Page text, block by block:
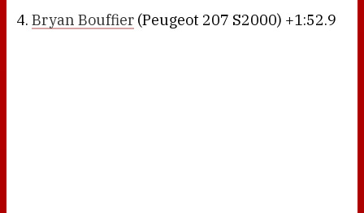
4. Bryan Bouffier (Peugeot 207 S2000) +1:52.9